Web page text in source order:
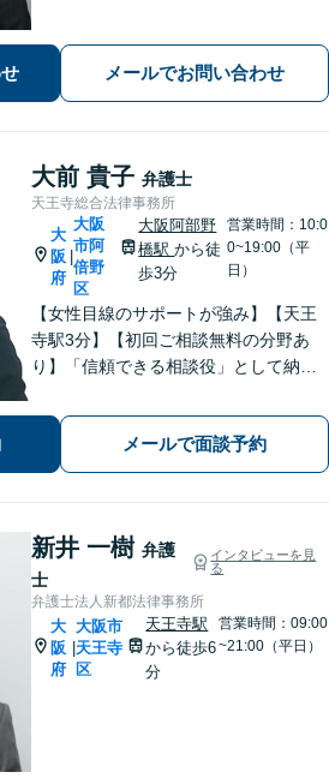
添い、皆さまが安心して暮らせるよ
う、全力でお守りします。
メールでお問い合わせ
大前 貴子 弁護士
天王寺総合法律事務所
大
阪
府
大阪
市阿
倍野
区
大阪阿部野
橋駅から徒
歩3分
営業時間：10:0
0~19:00（平
日）
【女性目線のサポートが強み】【天王
寺駅3分】【初回ご相談無料の分野あ
り】「信頼できる相談役」として納得
問題】安心して相談できる環境・関係
づくりを心がけます【借金・債務整
理】経済状況に応じて適切な解決策を
ご提案します
メールで面談予約
新井 一樹 弁護
士
インタビューを見
る
弁護士法人新都法律事務所
大
阪
府
大阪市
天王寺
区
天王寺駅
から徒歩6
分
営業時間：09:00
~21:00（平日）